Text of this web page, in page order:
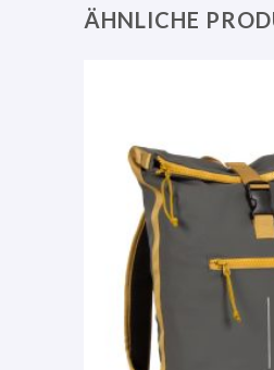
ÄHNLICHE